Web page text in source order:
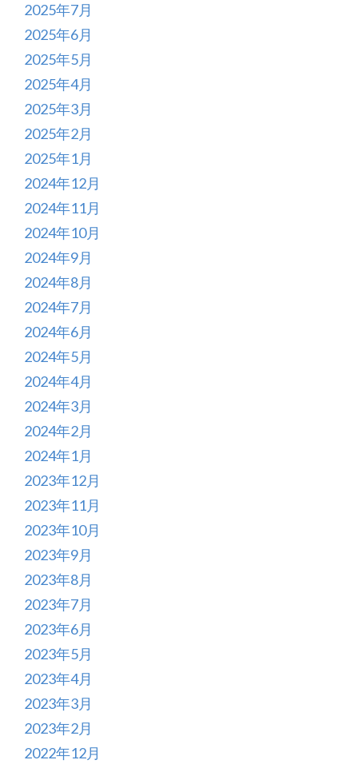
2025年7月
2025年6月
2025年5月
2025年4月
2025年3月
2025年2月
2025年1月
2024年12月
2024年11月
2024年10月
2024年9月
2024年8月
2024年7月
2024年6月
2024年5月
2024年4月
2024年3月
2024年2月
2024年1月
2023年12月
2023年11月
2023年10月
2023年9月
2023年8月
2023年7月
2023年6月
2023年5月
2023年4月
2023年3月
2023年2月
2022年12月